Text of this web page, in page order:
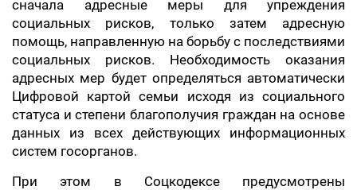
сначала адресные меры для упреждения
социальных рисков, только затем адресную
помощь, направленную на борьбу с последствиями
социальных рисков. Необходимость оказания
адресных мер будет определяться автоматически
Цифровой картой семьи исходя из социального
статуса и степени благополучия граждан на основе
данных из всех действующих информационных
систем госорганов.
При этом в Соцкодексе предусмотрены